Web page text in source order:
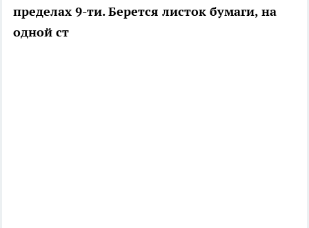
пределах 9-ти. Берется листок бумаги, на
одной ст